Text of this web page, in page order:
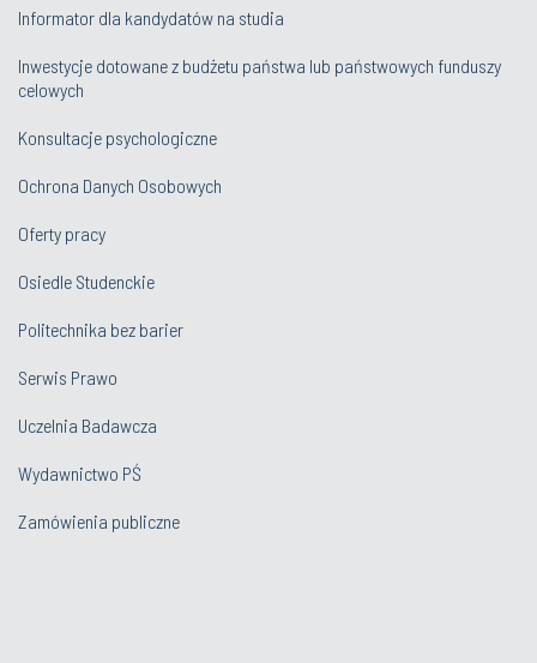
Informator dla kandydatów na studia
Inwestycje dotowane z budżetu państwa lub państwowych funduszy
celowych
Konsultacje psychologiczne
Ochrona Danych Osobowych
Oferty pracy
Osiedle Studenckie
Politechnika bez barier
Serwis Prawo
Uczelnia Badawcza
Wydawnictwo PŚ
Zamówienia publiczne